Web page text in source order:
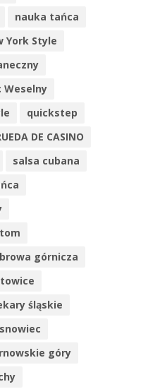
nauka tańca
York Style
Weselny
quickstep
DE CASINO
salsa cubana
górnicza
śląskie
góry